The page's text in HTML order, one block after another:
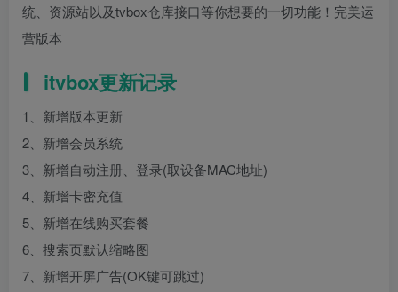
统、资源站以及tvbox仓库接口等你想要的一切功能！完美运
营版本
itvbox更新记录
1、新增版本更新
2、新增会员系统
3、新增自动注册、登录(取设备MAC地址)
4、新增卡密充值
5、新增在线购买套餐
6、搜索页默认缩略图
7、新增开屏广告(OK键可跳过)